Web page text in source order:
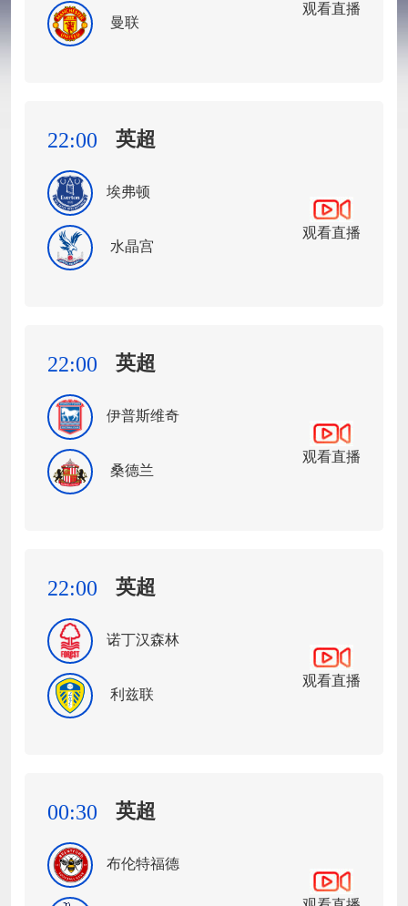
曼联
观看直播
22:00 英超
埃弗顿
水晶宫
观看直播
22:00 英超
伊普斯维奇
桑德兰
观看直播
22:00 英超
诺丁汉森林
利兹联
观看直播
00:30 英超
布伦特福德